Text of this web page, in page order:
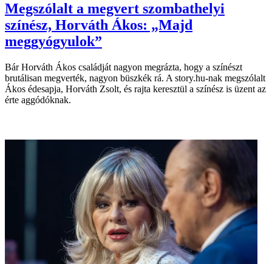
Megszólalt a megvert szombathelyi
színész, Horváth Ákos: „Majd
meggyógyulok”
Bár Horváth Ákos családját nagyon megrázta, hogy a színészt
brutálisan megverték, nagyon büszkék rá. A story.hu-nak megszólalt
Ákos édesapja, Horváth Zsolt, és rajta keresztül a színész is üzent az
érte aggódóknak.